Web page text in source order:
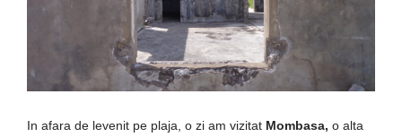
In afara de levenit pe plaja, o zi am vizitat Mombasa, o alta